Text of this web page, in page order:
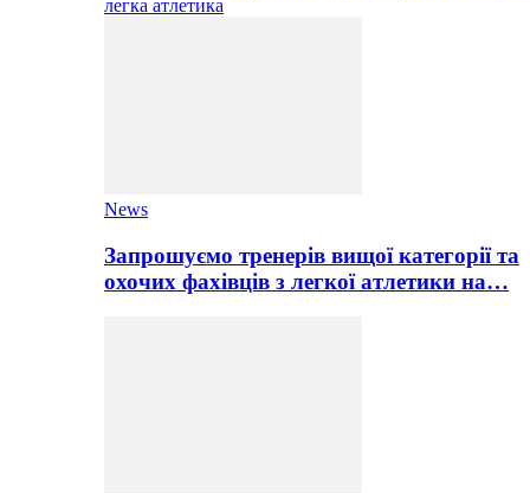
легка атлетика
News
Запрошуємо тренерів вищої категорії та
охочих фахівців з легкої атлетики на…